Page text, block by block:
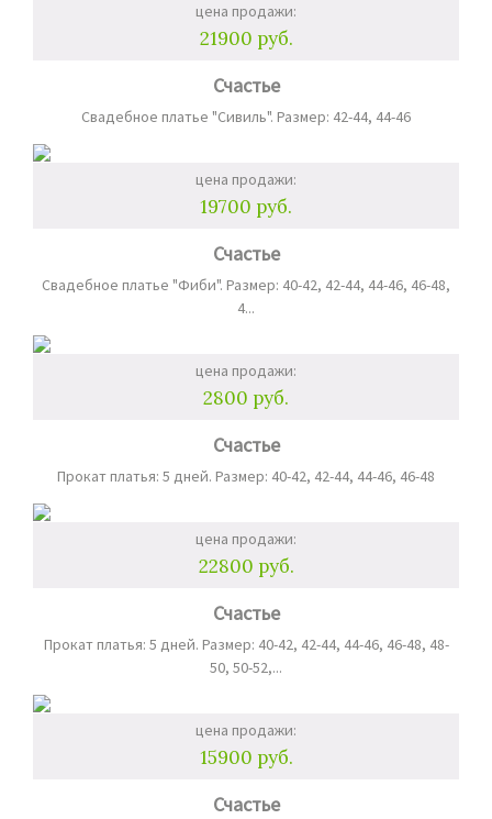
цена продажи:
21900 руб.
Счастье
Свадебное платье "Сивиль". Размер: 42-44, 44-46
цена продажи:
19700 руб.
Счастье
Свадебное платье "Фиби". Размер: 40-42, 42-44, 44-46, 46-48,
4...
цена продажи:
2800 руб.
Счастье
Прокат платья: 5 дней. Размер: 40-42, 42-44, 44-46, 46-48
цена продажи:
22800 руб.
Счастье
Прокат платья: 5 дней. Размер: 40-42, 42-44, 44-46, 46-48, 48-
50, 50-52,...
цена продажи:
15900 руб.
Счастье